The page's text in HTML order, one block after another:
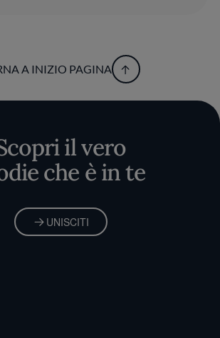
A INIZIO PAGINA
il vero
che è in te
UNISCITI